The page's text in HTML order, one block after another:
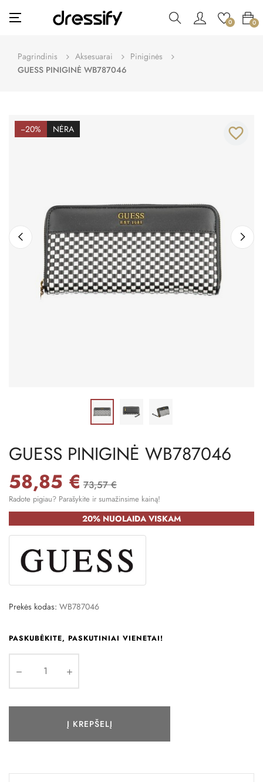
Toggle
navigation
☰ 0 0
Pagrindinis Aksesuarai
Piniginės
GUESS PINIGINĖ WB787046
−20% NĖRA favorite_border
GUESS PINIGINĖ WB787046
58,85 € 73,57 €
Radote pigiau? Parašykite ir sumažinsime kainą!
20% NUOLAIDA VISKAM
Prekės kodas: WB787046
PASKUBĖKITE, PASKUTINIAI VIENETAI!
Į KREPŠELĮ